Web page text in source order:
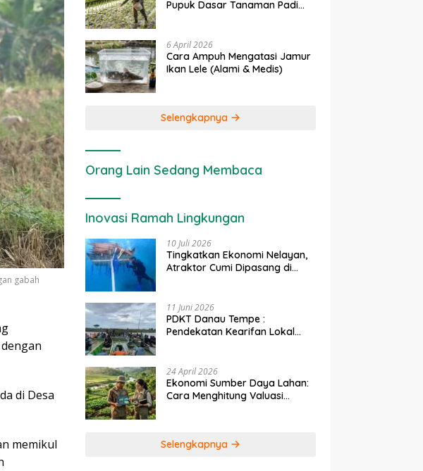
gabah
di Desa
memikul
Pupuk Dasar Tanaman Padi
6 April 2026
Cara Ampuh Mengatasi Jamur
Ikan Lele (Alami & Medis)
Selengkapnya
Orang Lain Sedang Membaca
Inovasi Ramah Lingkungan
10 Juli 2026
Tingkatkan Ekonomi Nelayan,
Atraktor Cumi Dipasang di
11 Juni 2026
PDKT Danau Tempe :
Pendekatan Kearifan Lokal
24 April 2026
Ekonomi Sumber Daya Lahan:
Cara Menghitung Valuasi
Selengkapnya